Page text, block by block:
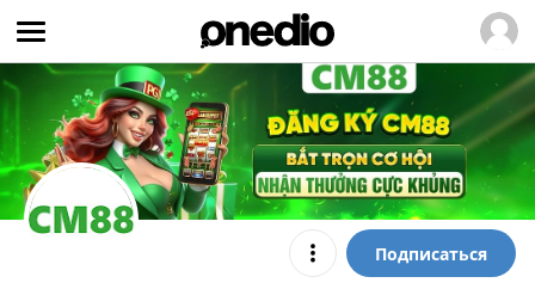
Подписаться